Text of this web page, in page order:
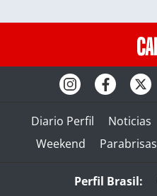
Diario Perfil Noticias
Weekend
Parabrisas
Perfil Brasil: